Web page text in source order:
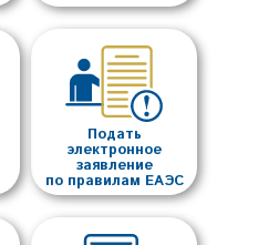
Подать
электронное
заявление
по правилам ЕАЭС